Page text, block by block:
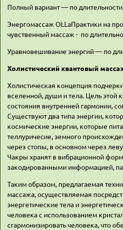
Полный вариант — по длительности
Энергомассаж OLLаПрактики на
чувственный массаж - по
Уравновешивание энергий — по
Холистический квантовый
Холистическая концепция
вселенной, души и тела. Цель этой
состояния внутренней гармонии,
Существуют два типа энергии,
космические энергии, которые
теллуричесие, земного
через стопы, в основном через
Чакры хранят в вибрационной
закодированными информацией,
Таким образом, предлагаемая
массажа, осуществляемая
энергетические тела и
человека с использованием
сгармонизировать человека, что